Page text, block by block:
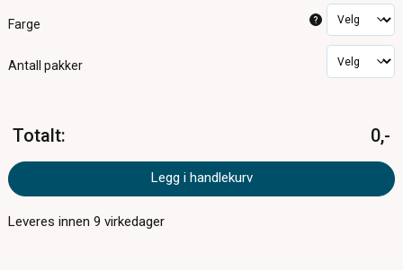
Farge ?
Antall pakker
Totalt: 0,-
Legg i handlekurv
Leveres innen9 virkedager